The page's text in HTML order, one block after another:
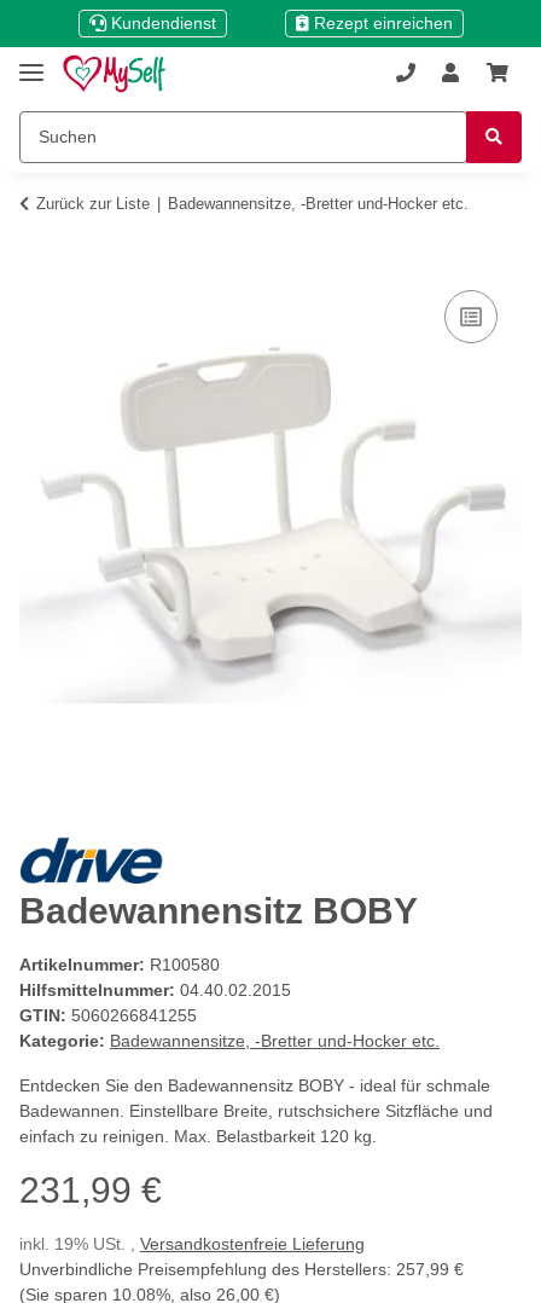
Kundendienst Rezept einreichen
Zurück zur Liste Badewannensitze, -Bretter und-Hocker etc.
Badewannensitz BOBY
Artikelnummer: R100580
Hilfsmittelnummer: 04.40.02.2015
GTIN: 5060266841255
Kategorie: Badewannensitze, -Bretter und-Hocker etc.
Entdecken Sie den Badewannensitz BOBY - ideal für schmale
Badewannen. Einstellbare Breite, rutschsichere Sitzfläche und
einfach zu reinigen. Max. Belastbarkeit 120 kg.
231,99 €
inkl. 19% USt. , Versandkostenfreie Lieferung
Unverbindliche Preisempfehlung des Herstellers: 257,99 €
(Sie sparen 10.08% , also 26,00 €)